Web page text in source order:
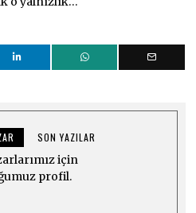
SON YAZILAR
için
profil.